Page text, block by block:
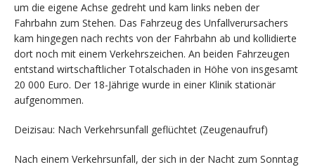
um die eigene Achse gedreht und kam links neben der
Fahrbahn zum Stehen. Das Fahrzeug des Unfallverursachers
kam hingegen nach rechts von der Fahrbahn ab und kollidierte
dort noch mit einem Verkehrszeichen. An beiden Fahrzeugen
entstand wirtschaftlicher Totalschaden in Höhe von insgesamt
20 000 Euro. Der 18-Jährige wurde in einer Klinik stationär
aufgenommen.
Deizisau: Nach Verkehrsunfall geflüchtet (Zeugenaufruf)
Nach einem Verkehrsunfall, der sich in der Nacht zum Sonntag